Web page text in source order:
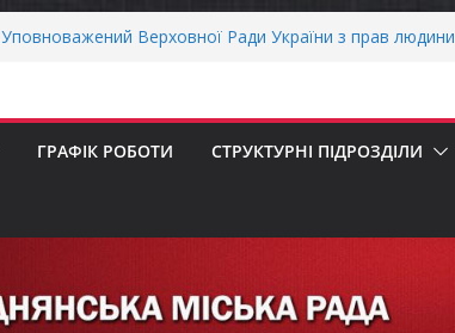
Уповноважений Верховної Ради України з прав людини
«Пакунок школяра»
ГРАФІК РОБОТИ СТРУКТУРНІ ПІДРОЗДІЛИ